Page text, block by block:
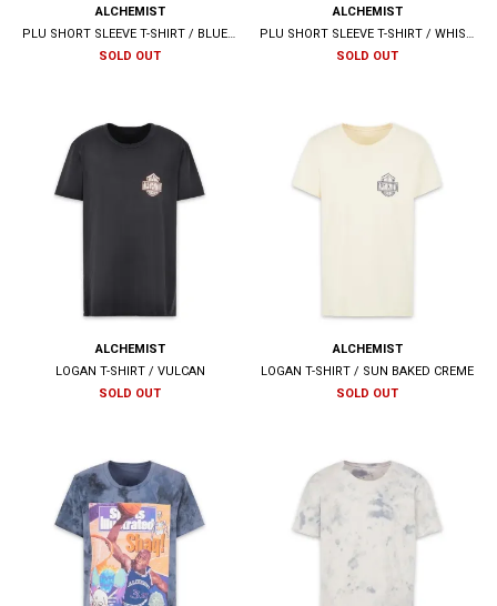
ALCHEMIST
PLU SHORT SLEEVE T-SHIRT / BLUE INDIGO
SOLD OUT
ALCHEMIST
PLU SHORT SLEEVE T-SHIRT / WHISPER WHITE
SOLD OUT
ALCHEMIST
LOGAN T-SHIRT / VULCAN
SOLD OUT
ALCHEMIST
LOGAN T-SHIRT / SUN BAKED CREME
SOLD OUT